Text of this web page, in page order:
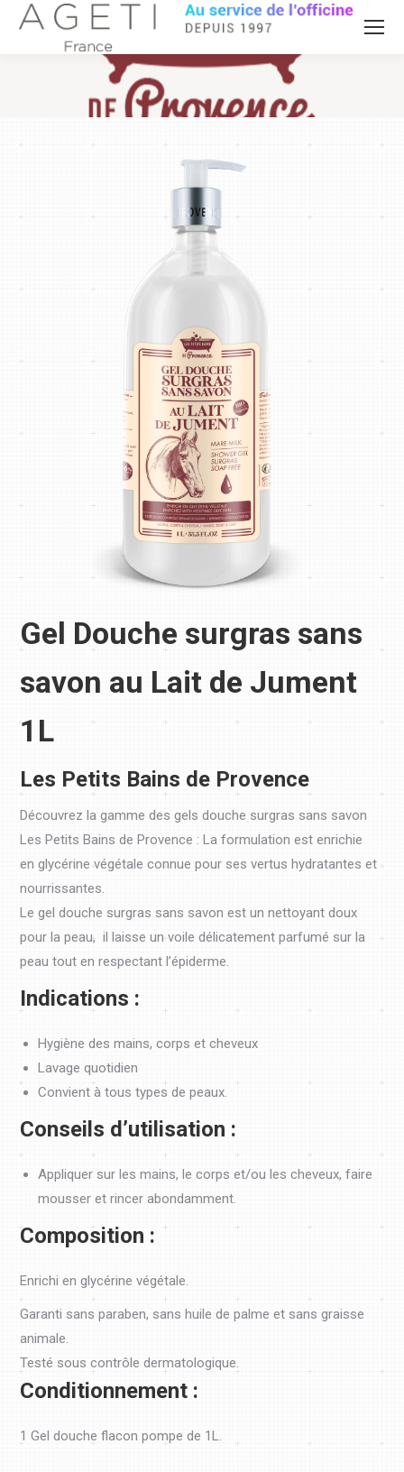
Gel Douche surgras sans
savon au Lait de Jument
1L
Les Petits Bains de Provence
Découvrez la gamme des gels douche surgras sans savon
Les Petits Bains de Provence : La formulation est enrichie
en glycérine végétale connue pour ses vertus hydratantes et
nourrissantes.
Le gel douche surgras sans savon est un nettoyant doux
pour la peau, il laisse un voile délicatement parfumé sur la
peau tout en respectant l’épiderme.
Indications :
Hygiène des mains, corps et cheveux
Lavage quotidien
Convient à tous types de peaux.
Conseils d’utilisation :
Appliquer sur les mains, le corps et/ou les cheveux, faire
mousser et rincer abondamment.
Composition :
Enrichi en glycérine végétale.
Garanti sans paraben, sans huile de palme et sans graisse
animale.
Testé sous contrôle dermatologique.
Conditionnement :
1 Gel douche flacon pompe de 1L.